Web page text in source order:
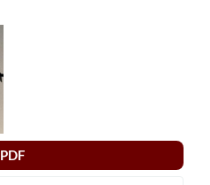
PDF